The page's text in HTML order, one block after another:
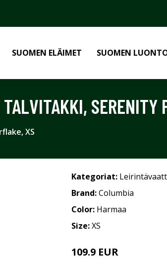
SUOMEN ELÄIMET SUOMEN
SERENITY
XS
Kategoriat:
Brand:Columbia
Color: Harmaa
Size:XS
109.9 EUR